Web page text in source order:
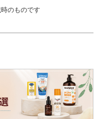
のものです